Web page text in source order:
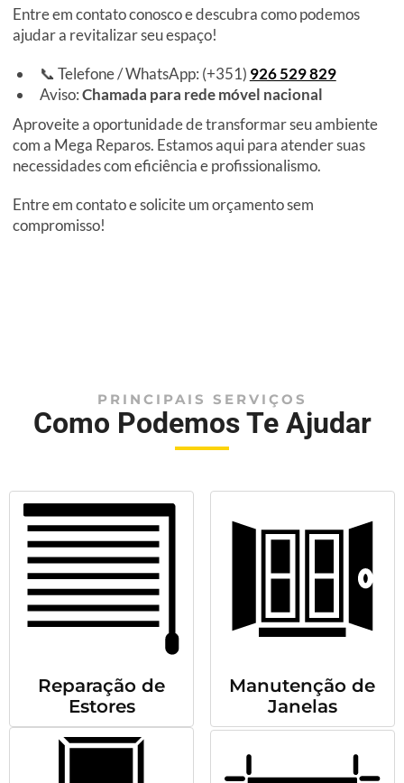
Entre em contato conosco e descubra como podemos
ajudar a revitalizar seu espaço!
📞 Telefone / WhatsApp: (+351) 926 529 829
Aviso:Chamada para rede móvel nacional
Aproveite a oportunidade de transformar seu ambiente
com a Mega Reparos. Estamos aqui para atender suas
necessidades com eficiência e profissionalismo.
Entre em contato e solicite um orçamento sem
compromisso!
PRINCIPAIS SERVIÇOS
Como Podemos Te Ajudar
Reparação de
Estores
Manutenção de
Janelas